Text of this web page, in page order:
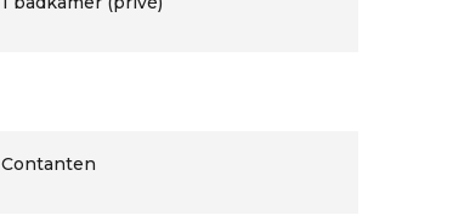
Contanten